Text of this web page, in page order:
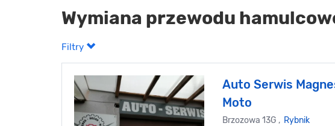
Wymiana przewodu
Filtry
Auto Serwis
Moto
Brzozowa 13G , Rybnik